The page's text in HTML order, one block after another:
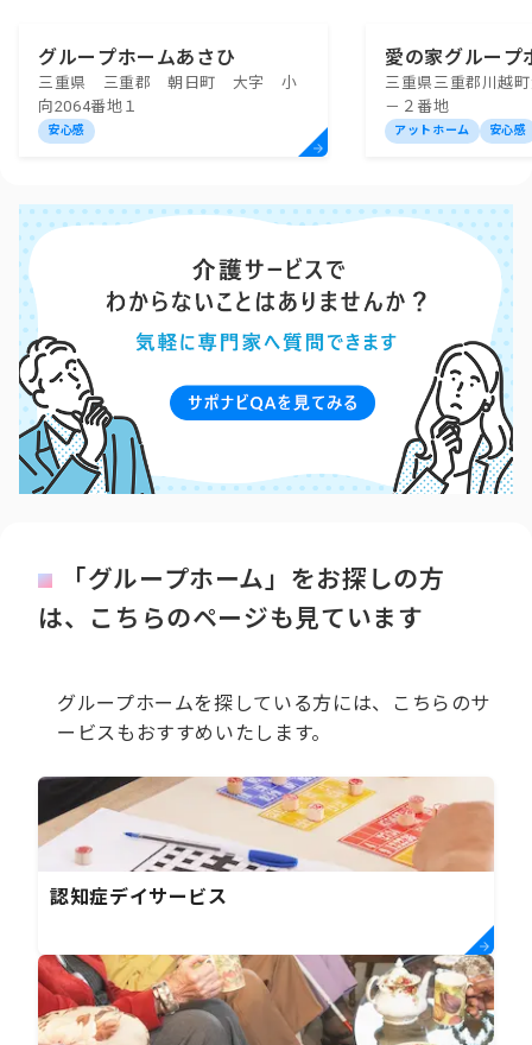
グループホームあさひ
三重県 三重郡 朝日町 大字 小
向2064番地１
安心感
愛の家グループ
越町
三重県三重郡川越
－２番地
アットホーム 安心感
「グループホーム」をお探しの方
は、こちらのページも見ています
グループホームを探している方には、こちらのサ
ービスもおすすめいたします。
認知症デイサービス